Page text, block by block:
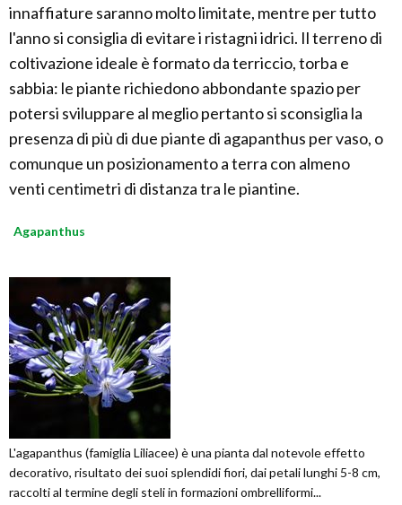
innaffiature saranno molto limitate, mentre per tutto
l'anno si consiglia di evitare i ristagni idrici. Il terreno di
coltivazione ideale è formato da terriccio, torba e
sabbia: le piante richiedono abbondante spazio per
potersi sviluppare al meglio pertanto si sconsiglia la
presenza di più di due piante di agapanthus per vaso, o
comunque un posizionamento a terra con almeno
venti centimetri di distanza tra le piantine.
Agapanthus
L'agapanthus (famiglia Liliacee) è una pianta dal notevole effetto
decorativo, risultato dei suoi splendidi fiori, dai petali lunghi 5-8 cm,
raccolti al termine degli steli in formazioni ombrelliformi...